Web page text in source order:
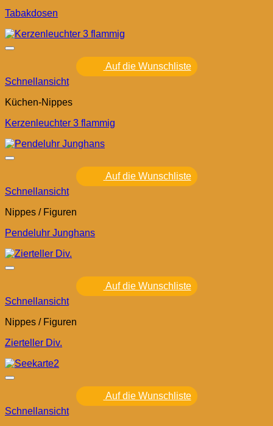
Tabakdosen
Auf die Wunschliste
Schnellansicht
Küchen-Nippes
Kerzenleuchter 3 flammig
Auf die Wunschliste
Schnellansicht
Nippes / Figuren
Pendeluhr Junghans
Auf die Wunschliste
Schnellansicht
Nippes / Figuren
Zierteller Div.
Auf die Wunschliste
Schnellansicht